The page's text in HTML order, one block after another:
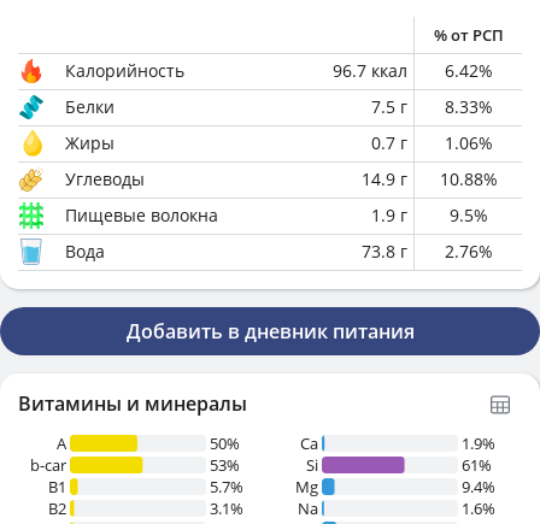
% от РСП
Калорийность 96.7 ккал 6.42%
Белки
7.5 г 8.33%
Жиры
0.7 г 1.06%
Углеводы
14.9 г 10.88%
Пищевые волокна
1.9 г 9.5%
Вода
73.8 г 2.76%
Добавить в дневник питания
Витамины и минералы
A
50%
b-car
53%
В1
5.7%
B2
3.1%
Ca
1.9%
Si
61%
Mg
9.4%
Na
1.6%